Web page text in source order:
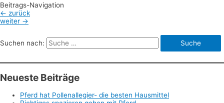
Beitrags-Navigation
← zurück
weiter →
Suchen nach:
Neueste Beiträge
Pferd hat Pollenallegier- die besten Hausmittel